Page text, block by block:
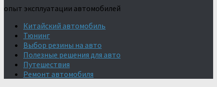
опыт эксплуатации автомобилей
Китайский автомобиль
Тюнинг
Выбор резины на авто
Полезные решения для авто
Путешествия
Ремонт автомобиля